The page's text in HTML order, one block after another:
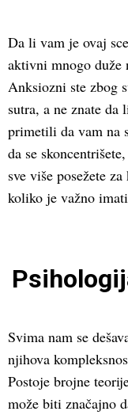
Da li vam je ovaj
aktivni mnogo duže
Anksiozni ste zbog
sutra, a ne znate da
primetili da vam na
da se
sve više posežete
koliko je važno
Svima nam se
njihova
Postoje brojne
može biti značajno